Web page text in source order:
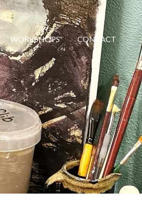
WORKSHOPS CONTACT